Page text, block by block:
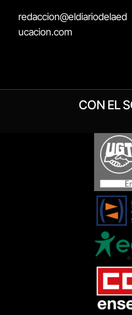
redaccion@eldiariodelaed
ucacion.com
CON EL